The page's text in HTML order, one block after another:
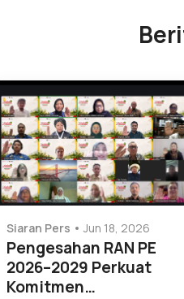
Siaran Pers Jun 18, 2026
Pengesahan RAN PE
2026–2029 Perkuat
Komitmen…